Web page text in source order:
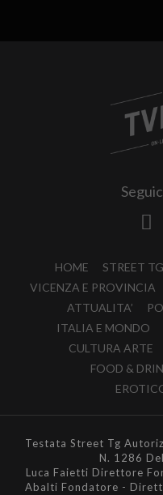
HOME STREET TG
VICENZA E PROVINCIA
ATTUALITA’
ITALIA E MONDO
CULTURA ARTE
FOOD &
Testata Street Tg
N. 1286
Luca Faietti Direttore
Abalti Fondatore -